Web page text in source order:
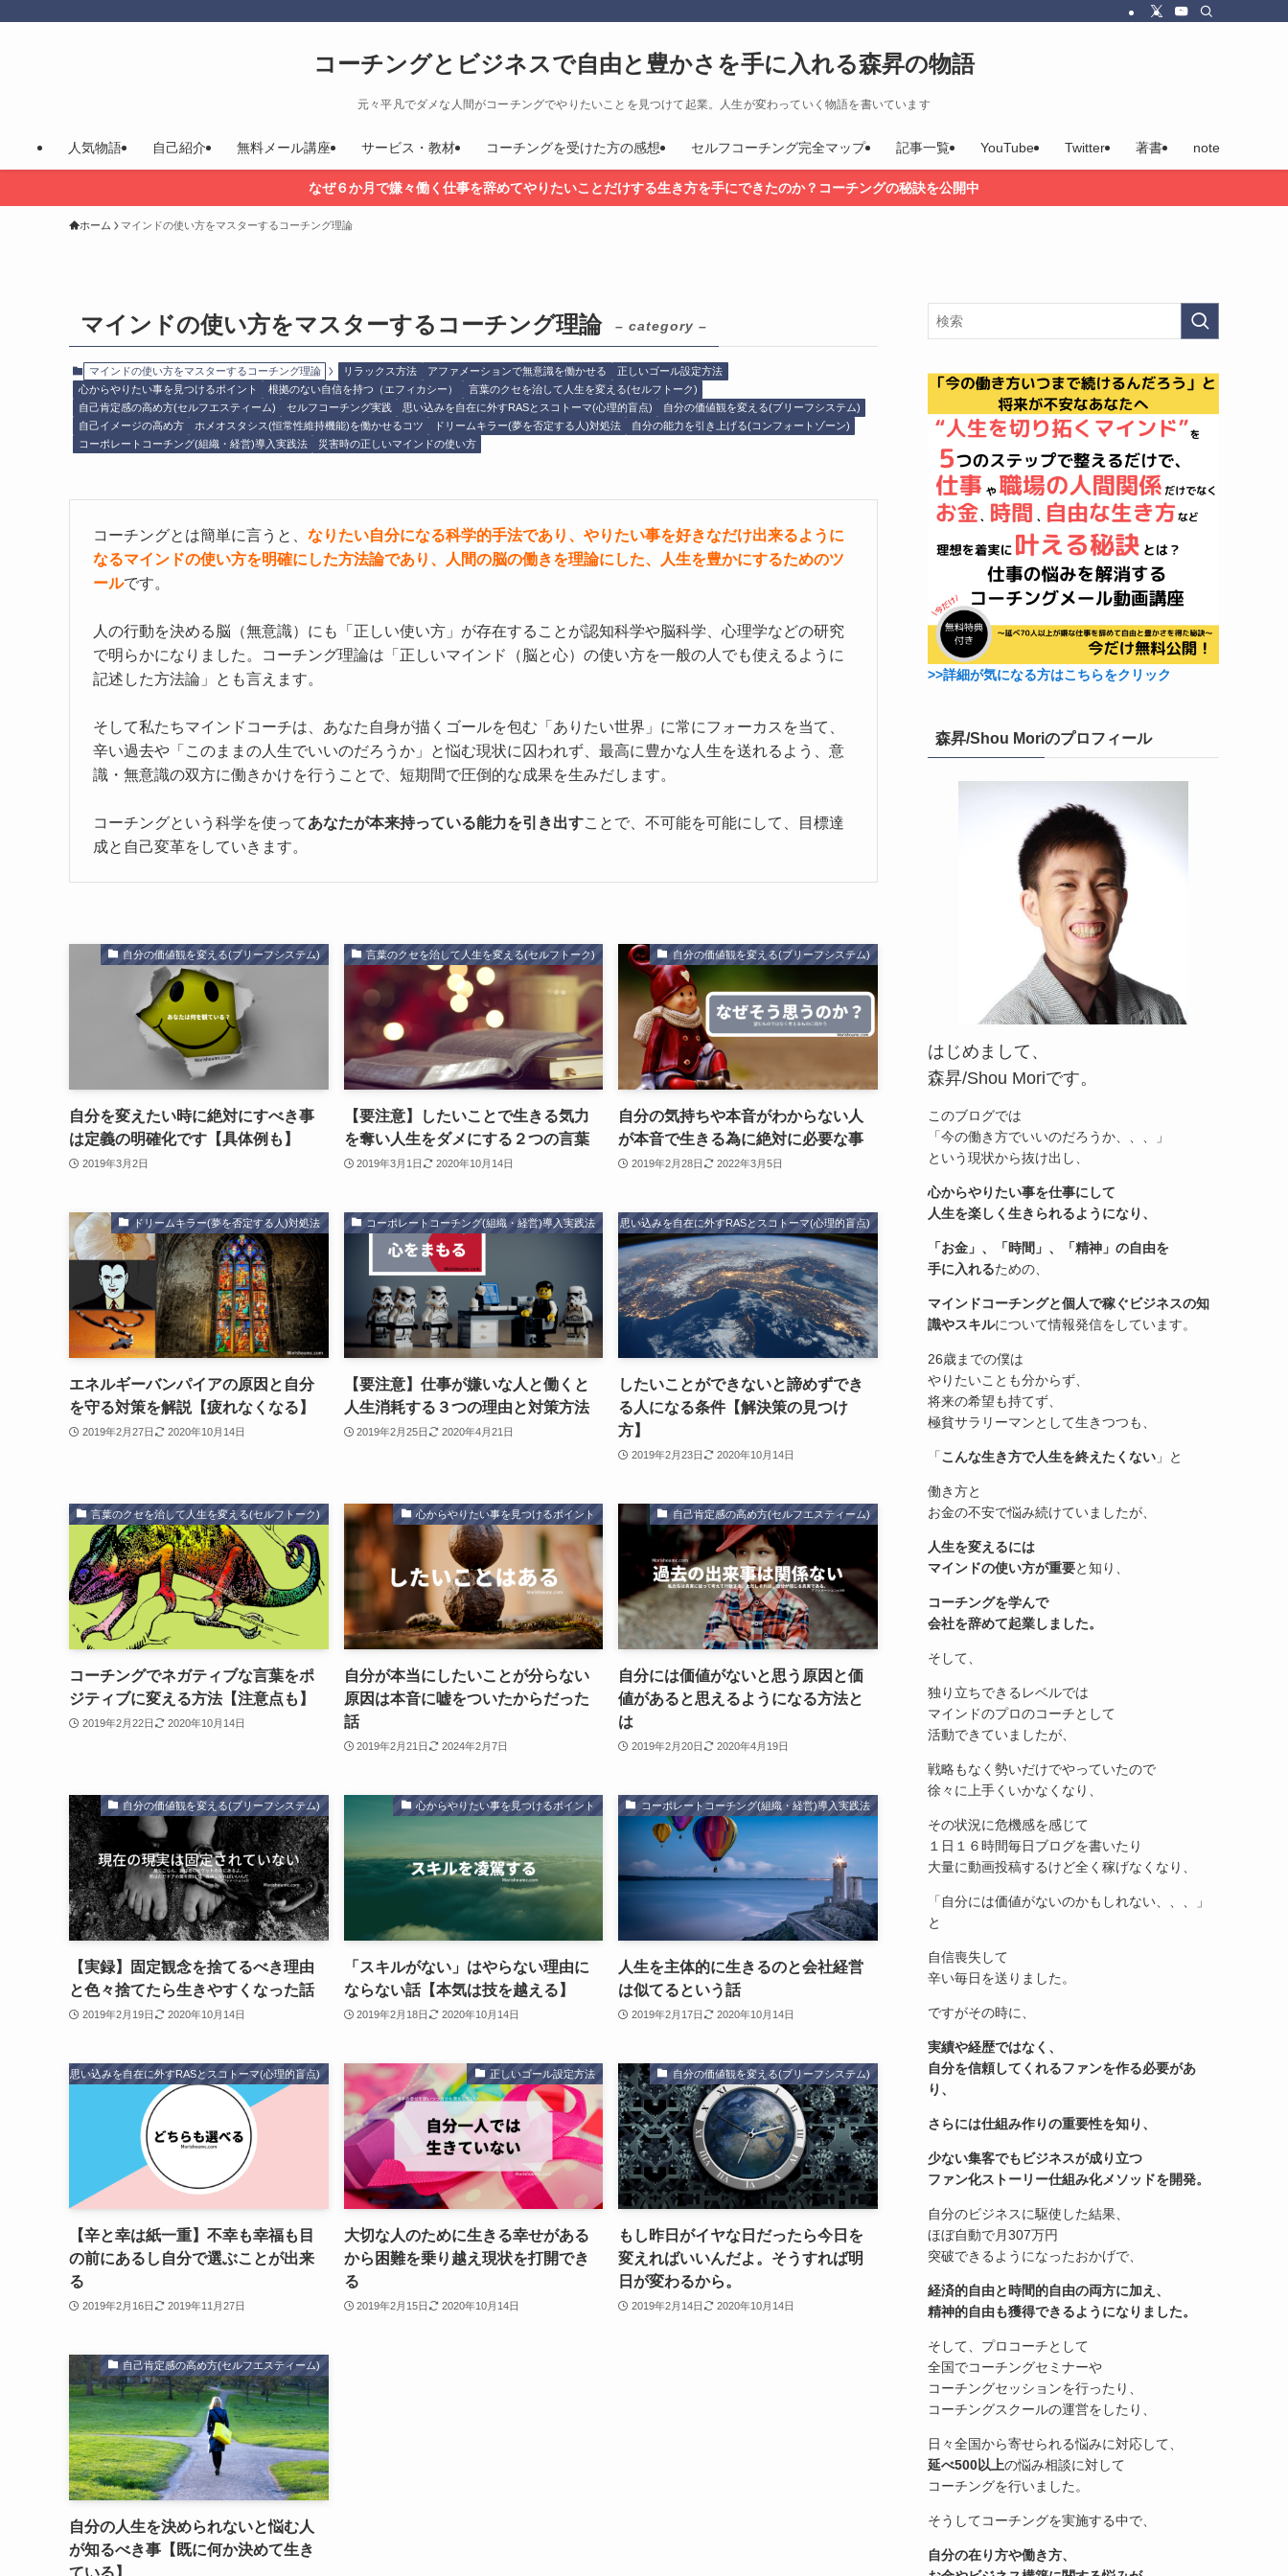
コーチングとビジネスで自由と豊かさを手に入れる森昇の物語
元々平凡でダメな人間がコーチングでやりたいことを見つけて起業。人生が変わっていく物語を書いています
人気物語 自己紹介 無料メール講座 サービス・教材 コーチングを受けた方の感想 セルフコーチング完全マップ 記事一覧 YouTube Twitter 著書 note
なぜ６か月で嫌々働く仕事を辞めてやりたいことだけする生き方を手にできたのか？コーチングの秘訣を公開中
ホーム マインドの使い方をマスターするコーチング理論
マインドの使い方をマスターするコーチング理論 – category –
マインドの使い方をマスターするコーチング理論 リラックス方法 アファメーションで無意識を働かせる
正しいゴール設定方法
心からやりたい事を見つけるポイント
根拠のない自信を持つ（エフィカシー）
言葉のクセを治して人生を変える(セルフトーク)
自己肯定感の高め方(セルフエスティーム)
セルフコーチング実践 思い込みを自在に外すRASとスコトーマ(心理的盲点)
自分の価値観を変える(ブリーフシステム)
自己イメージの高め方
ホメオスタシス(恒常性維持機能)を働かせるコツ ドリームキラー(夢を否定する人)対処法
自分の能力を引き上げる(コンフォートゾーン)
コーポレートコーチング(組織・経営)導入実践法
災害時の正しいマインドの使い方
コーチングとは簡単に言うと、 なりたい自分になる科学的手法であり、 やりたい事を好きなだけ出来るように
なるマインドの使い方を明確にした方法論であり、人間の脳の働きを理論にした、人生を豊かにするためのツ
ールです。
人の行動を決める脳（無意識）にも「正しい使い方」が存在することが認知科学や脳科学、心理学などの研究
で明らかになりました。コーチング理論は「正しいマインド（脳と心）の使い方を一般の人でも使えるように
記述した方法論」とも言えます。
そして私たちマインドコーチは、あなた自身が描くゴールを包む「ありたい世界」に常にフォーカスを当て、
辛い過去や「このままの人生でいいのだろうか」と悩む現状に囚われず、最高に豊かな人生を送れるよう、意
識・無意識の双方に働きかけを行うことで、短期間で圧倒的な成果を生みだします。
コーチングという科学を使ってあなたが本来持っている能力を引き出すことで、不可能を可能にして、目標達
成と自己変革をしていきます。
自分の価値観を変える(ブリーフシステム)
自分を変えたい時に絶対にすべき事
は定義の明確化です【具体例も】
2019年3月2日
言葉のクセを治して人生を変える(セルフトーク)
【要注意】したいことで生きる気力
を奪い人生をダメにする２つの言葉
2019年3月1日 2020年10月14日
自分の価値観を変える(ブリーフシステム)
自分の気持ちや本音がわからない人
が本音で生きる為に絶対に必要な事
2019年2月28日 2022年3月5日
ドリームキラー(夢を否定する人)対処法
エネルギーバンパイアの原因と自分
を守る対策を解説【疲れなくなる】
2019年2月27日 2020年10月14日
コーポレートコーチング(組織・経営)導入実践法
【要注意】仕事が嫌いな人と働くと
人生消耗する３つの理由と対策方法
2019年2月25日 2020年4月21日
思い込みを自在に外すRASとスコトーマ(心理的盲点)
したいことができないと諦めずでき
る人になる条件【解決策の見つけ
方】
2019年2月23日 2020年10月14日
言葉のクセを治して人生を変える(セルフトーク)
コーチングでネガティブな言葉をポ
ジティブに変える方法【注意点も】
2019年2月22日 2020年10月14日
心からやりたい事を見つけるポイント
自分が本当にしたいことが分らない
原因は本音に嘘をついたからだった
話
2019年2月21日 2024年2月7日
自己肯定感の高め方(セルフエスティーム)
自分には価値がないと思う原因と価
値があると思えるようになる方法と
は
2019年2月20日 2020年4月19日
自分の価値観を変える(ブリーフシステム)
【実録】固定観念を捨てるべき理由
と色々捨てたら生きやすくなった話
2019年2月19日 2020年10月14日
心からやりたい事を見つけるポイント
「スキルがない」はやらない理由に
ならない話【本気は技を越える】
2019年2月18日 2020年10月14日
コーポレートコーチング(組織・経営)導入実践法
人生を主体的に生きるのと会社経営
は似てるという話
2019年2月17日 2020年10月14日
思い込みを自在に外すRASとスコトーマ(心理的盲点)
【辛と幸は紙一重】不幸も幸福も目
の前にあるし自分で選ぶことが出来
る
2019年2月16日 2019年11月27日
正しいゴール設定方法
大切な人のために生きる幸せがある
から困難を乗り越え現状を打開でき
る
2019年2月15日 2020年10月14日
自分の価値観を変える(ブリーフシステム)
もし昨日がイヤな日だったら今日を
変えればいいんだよ。そうすれば明
日が変わるから。
2019年2月14日 2020年10月14日
自己肯定感の高め方(セルフエスティーム)
自分の人生を決められないと悩む人
が知るべき事【既に何か決めて生き
>>詳細が気になる方はこちらをクリック
森昇/Shou Moriのプロフィール
はじめまして、
森昇/Shou Moriです。
このブログでは
「今の働き方でいいのだろうか、、、」
という現状から抜け出し、
心からやりたい事を仕事にして
人生を楽しく生きられるようになり、
「お金」、「時間」、「精神」の自由を
手に入れるための、
マインドコーチングと個人で稼ぐビジネスの知
識やスキルについて情報発信をしています。
26歳までの僕は
やりたいことも分からず、
将来の希望も持てず、
極貧サラリーマンとして生きつつも、
「こんな生き方で人生を終えたくない 」と
働き方と
お金の不安で悩み続けていましたが、
人生を変えるには
マインドの使い方が重要と知り、
コーチングを学んで
会社を辞めて起業しました。
そして、
独り立ちできるレベルでは
マインドのプロのコーチとして
活動できていましたが、
戦略もなく勢いだけでやっていたので
徐々に上手くいかなくなり、
その状況に危機感を感じて
１日１６時間毎日ブログを書いたり
大量に動画投稿するけど全く稼げなくなり、
「自分には価値がないのかもしれない、、、」
と
自信喪失して
辛い毎日を送りました。
ですがその時に、
実績や経歴ではなく、
自分を信頼してくれるファンを作る必要があ
り、
さらには仕組み作りの重要性を知り、
少ない集客でもビジネスが成り立つ
ファン化ストーリー仕組み化メソッドを開発。
自分のビジネスに駆使した結果、
ほぼ自動で月307万円
突破できるようになったおかげで、
経済的自由と時間的自由の両方に加え、
精神的自由も獲得できるようになりました。
そして、プロコーチとして
全国でコーチングセミナーや
コーチングセッションを行ったり、
コーチングスクールの運営をしたり、
日々全国から寄せられる悩みに対応して、
延べ500以上の悩み相談に対して
コーチングを行いました。
そうしてコーチングを実施する中で、
自分の在り方や働き方、